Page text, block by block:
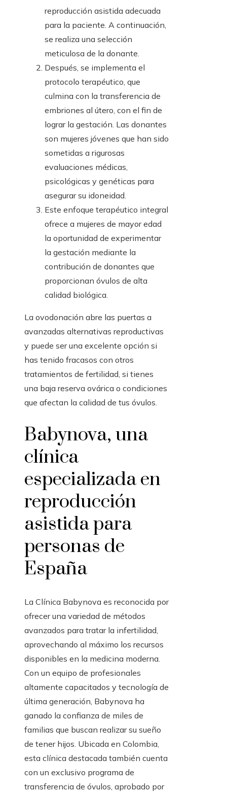
reproducción asistida adecuada
para la paciente. A continuación,
se realiza una selección
meticulosa de la donante.
Después, se implementa el
protocolo terapéutico, que
culmina con la transferencia de
embriones al útero, con el fin de
lograr la gestación. Las donantes
son mujeres jóvenes que han sido
sometidas a rigurosas
evaluaciones médicas,
psicológicas y genéticas para
asegurar su idoneidad.
Este enfoque terapéutico integral
ofrece a mujeres de mayor edad
la oportunidad de experimentar
la gestación mediante la
contribución de donantes que
proporcionan óvulos de alta
calidad biológica.
La ovodonación abre las puertas a
avanzadas alternativas reproductivas
y puede ser una excelente opción si
has tenido fracasos con otros
tratamientos de fertilidad, si tienes
una baja reserva ovárica o condiciones
que afectan la calidad de tus óvulos.
Babynova, una
clínica
especializada en
reproducción
asistida para
personas de
España
La Clínica Babynova es reconocida por
ofrecer una variedad de métodos
avanzados para tratar la infertilidad,
aprovechando al máximo los recursos
disponibles en la medicina moderna.
Con un equipo de profesionales
altamente capacitados y tecnología de
última generación, Babynova ha
ganado la confianza de miles de
familias que buscan realizar su sueño
de tener hijos. Ubicada en Colombia,
esta clínica destacada también cuenta
con un exclusivo programa de
transferencia de óvulos, aprobado por